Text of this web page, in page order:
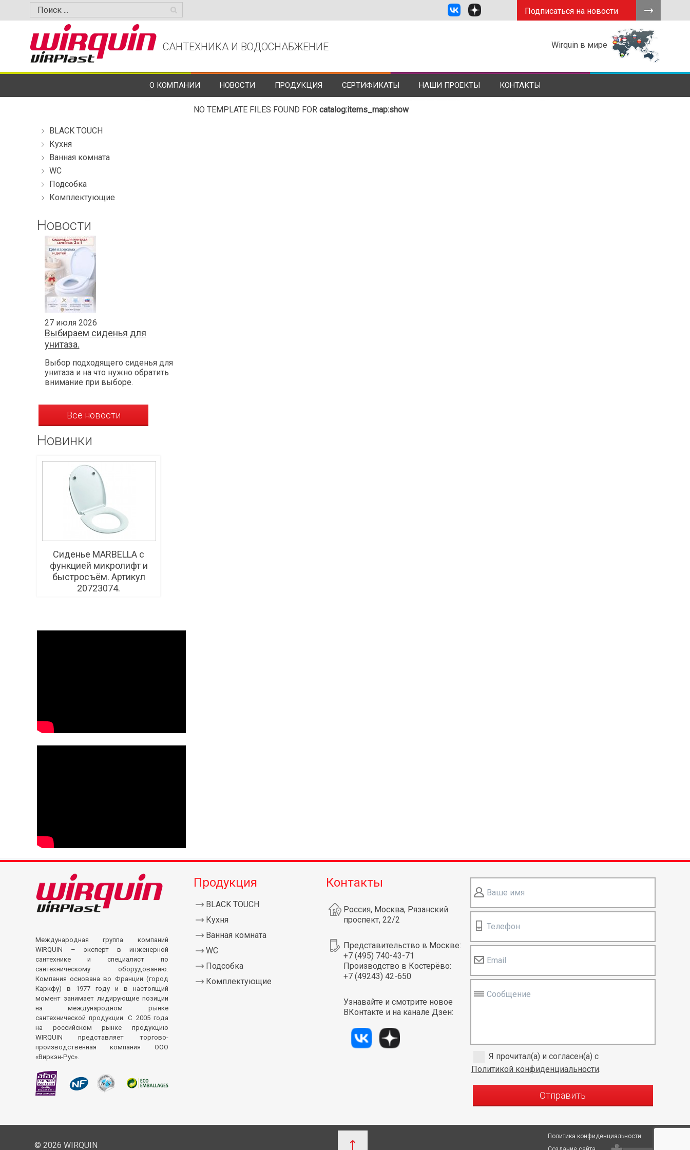
Подписаться на новости
САНТЕХНИКА И ВОДОСНАБЖЕНИЕ Wirquin в мире
О КОМПАНИИ НОВОСТИ ПРОДУКЦИЯ СЕРТИФИКАТЫ НАШИ ПРОЕКТЫ КОНТАКТЫ
BLACK TOUCH
Кухня
Ванная комната
WC
Подсобка
Комплектующие
Новости
27 июля 2026
Выбираем сиденья для
унитаза.
Выбор подходящего сиденья для
унитаза и на что нужно обратить
внимание при выборе.
Все новости
Новинки
Сиденье MARBELLA с
функцией микролифт и
быстросъём. Артикул
20723074.
NO TEMPLATE FILES FOUND FOR catalog:items_map:show
Международная группа компаний
WIRQUIN – эксперт в инженерной
сантехнике и специалист по
сантехническому оборудованию.
Компания основана во Франции (город
Каркфу) в 1977 году и в настоящий
момент занимает лидирующие позиции
на международном рынке
сантехнической продукции. С 2005 года
на российском рынке продукцию
WIRQUIN представляет торгово-
производственная компания ООО
«Виркэн-Рус».
Продукция
BLACK TOUCH
Кухня
Ванная комната
WC
Подсобка
Комплектующие
Контакты
Россия, Москва, Рязанский
проспект, 22/2
Представительство в Москве:
+7 (495) 740-43-71
Производство в Костерёво:
+7 (49243) 42-650
Узнавайте и смотрите новое
ВКонтакте и на канале Дзен:
Ваше имя
Телефон
Email
Сообщение
Я прочитал(а) и согласен(а) с
Политикой конфиденциальности.
Отправить
© 2026 WIRQUIN
Политика конфиденциальности